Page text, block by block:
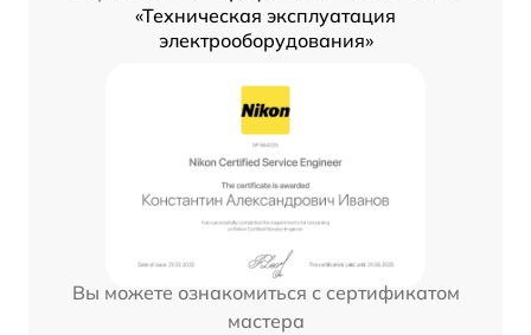
«Техническая эксплуатация
электрооборудования»
Вы можете ознакомиться с сертификатом
мастера